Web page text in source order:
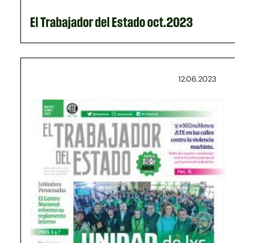
El Trabajador del Estado oct.2023
12.06.2023